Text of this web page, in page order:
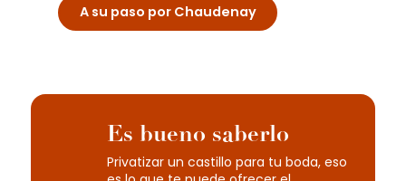
A su paso por Chaudenay
Es bueno saberlo
Privatizar un castillo para tu boda, eso